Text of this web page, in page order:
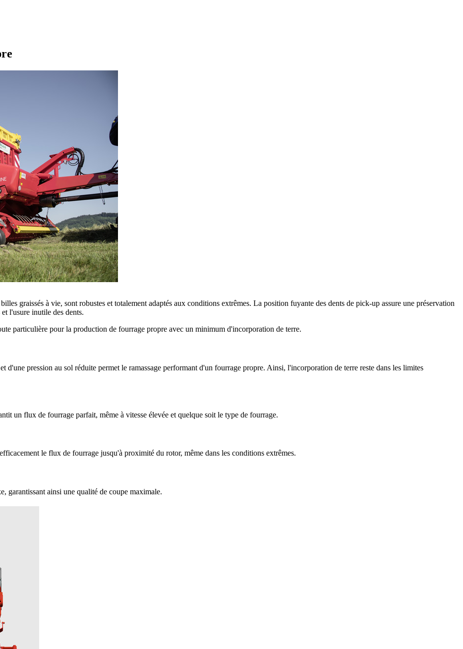
graissés à vie, sont robustes et totalement adaptés aux conditions extrêmes. La position fuyante des dents de pick-up assure une préservation
l'usure inutile des dents.
particulière pour la production de fourrage propre avec un minimum d'incorporation de terre.
d'une pression au sol réduite permet le ramassage performant d'un fourrage propre. Ainsi, l'incorporation de terre reste dans les limites
un flux de fourrage parfait, même à vitesse élevée et quelque soit le type de fourrage.
le flux de fourrage jusqu'à proximité du rotor, même dans les conditions extrêmes.
garantissant ainsi une qualité de coupe maximale.